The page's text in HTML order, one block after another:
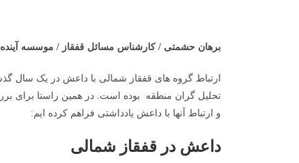
برهان حشمتی / کارشناس مسائل قفقاز / موسسه
ارتباط گروه های قفقاز شمالی با داعش در یک سال
تحلیل گران منطقه بوده است. در همین راستا برای
و ارتباط آنها با داعش یادداشتی فراهم کرده ایم:
داعش در قفقاز شمالی